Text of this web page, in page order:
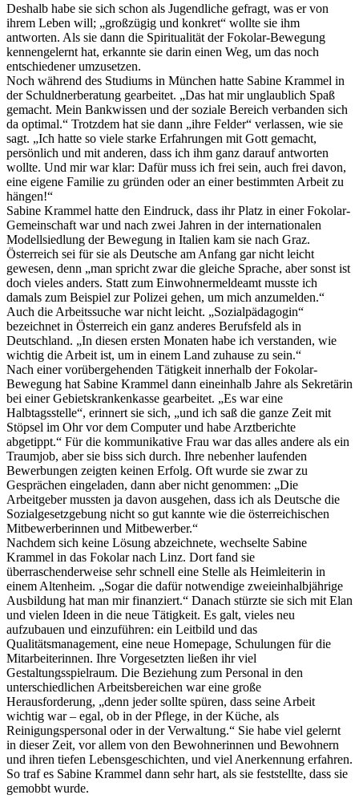
Deshalb habe sie sich schon als Jugendliche gefragt, was er von
ihrem Leben will; „großzügig und konkret“ wollte sie ihm
antworten. Als sie dann die Spiritualität der Fokolar-Bewegung
kennengelernt hat, erkannte sie darin einen Weg, um das noch
entschiedener umzusetzen.
Noch während des Studiums in München hatte Sabine Krammel in
der Schuldnerberatung gearbeitet. „Das hat mir unglaublich Spaß
gemacht. Mein Bankwissen und der soziale Bereich verbanden sich
da optimal.“ Trotzdem hat sie dann „ihre Felder“ verlassen, wie sie
sagt. „Ich hatte so viele starke Erfahrungen mit Gott gemacht,
persönlich und mit anderen, dass ich ihm ganz darauf antworten
wollte. Und mir war klar: Dafür muss ich frei sein, auch frei davon,
eine eigene Familie zu gründen oder an einer bestimmten Arbeit zu
hängen!“
Sabine Krammel hatte den Eindruck, dass ihr Platz in einer Fokolar-
Gemeinschaft war und nach zwei Jahren in der internationalen
Modellsiedlung der Bewegung in Italien kam sie nach Graz.
Österreich sei für sie als Deutsche am Anfang gar nicht leicht
gewesen, denn „man spricht zwar die gleiche Sprache, aber sonst ist
doch vieles anders. Statt zum Einwohnermeldeamt musste ich
damals zum Beispiel zur Polizei gehen, um mich anzumelden.“
Auch die Arbeitssuche war nicht leicht. „Sozialpädagogin“
bezeichnet in Österreich ein ganz anderes Berufsfeld als in
Deutschland. „In diesen ersten Monaten habe ich verstanden, wie
wichtig die Arbeit ist, um in einem Land zuhause zu sein.“
Nach einer vorübergehenden Tätigkeit innerhalb der Fokolar-
Bewegung hat Sabine Krammel dann eineinhalb Jahre als Sekretärin
bei einer Gebietskrankenkasse gearbeitet. „Es war eine
Halbtagsstelle“, erinnert sie sich, „und ich saß die ganze Zeit mit
Stöpsel im Ohr vor dem Computer und habe Arztberichte
abgetippt.“ Für die kommunikative Frau war das alles andere als ein
Traumjob, aber sie biss sich durch. Ihre nebenher laufenden
Bewerbungen zeigten keinen Erfolg. Oft wurde sie zwar zu
Gesprächen eingeladen, dann aber nicht genommen: „Die
Arbeitgeber mussten ja davon ausgehen, dass ich als Deutsche die
Sozialgesetzgebung nicht so gut kannte wie die österreichischen
Mitbewerberinnen und Mitbewerber.“
Nachdem sich keine Lösung abzeichnete, wechselte Sabine
Krammel in das Fokolar nach Linz. Dort fand sie
überraschenderweise sehr schnell eine Stelle als Heimleiterin in
einem Altenheim. „Sogar die dafür notwendige zweieinhalbjährige
Ausbildung hat man mir finanziert.“ Danach stürzte sie sich mit Elan
und vielen Ideen in die neue Tätigkeit. Es galt, vieles neu
aufzubauen und einzuführen: ein Leitbild und das
Qualitätsmanagement, eine neue Homepage, Schulungen für die
Mitarbeiterinnen. Ihre Vorgesetzten ließen ihr viel
Gestaltungsspielraum. Die Beziehung zum Personal in den
unterschiedlichen Arbeitsbereichen war eine große
Herausforderung, „denn jeder sollte spüren, dass seine Arbeit
wichtig war – egal, ob in der Pflege, in der Küche, als
Reinigungspersonal oder in der Verwaltung.“ Sie habe viel gelernt
in dieser Zeit, vor allem von den Bewohnerinnen und Bewohnern
und ihren tiefen Lebensgeschichten, und viel Anerkennung erfahren.
So traf es Sabine Krammel dann sehr hart, als sie feststellte, dass sie
gemobbt wurde.